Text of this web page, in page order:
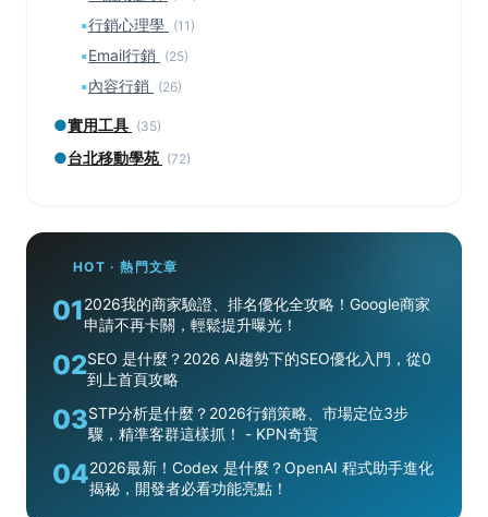
▪行銷心理學 (11)
▪Email行銷 (25)
▪內容行銷 (26)
●實用工具 (35)
●台北移動學苑 (72)
HOT · 熱門文章
012026我的商家驗證、排名優化全攻略！Google商家
申請不再卡關，輕鬆提升曝光！
02SEO 是什麼？2026 AI趨勢下的SEO優化入門，從0
到上首頁攻略
03STP分析是什麼？2026行銷策略、市場定位3步
驟，精準客群這樣抓！ - KPN奇寶
042026最新！Codex 是什麼？OpenAI 程式助手進化
揭秘，開發者必看功能亮點！